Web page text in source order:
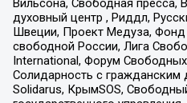
Вильсона, Свободная пресса,
духовный центр , Риддл,
Швеции, Проект Медуза,
свободной России, Лига
International, Форум
Солидарность с гражданским
Solidarus, КрымSOS,